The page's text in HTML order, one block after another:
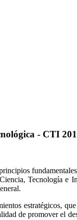
- CTI
Tecnología e
estratégicos,
de promover el